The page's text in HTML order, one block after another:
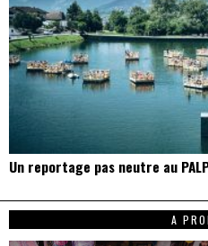
Un reportage pas neutre au
A